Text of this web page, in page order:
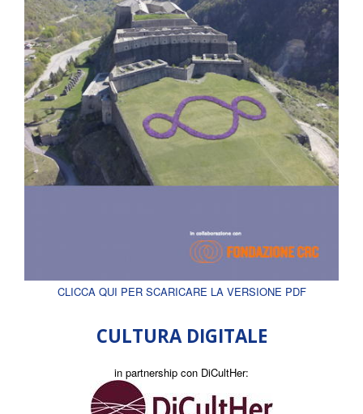
CLICCA QUI PER SCARICARE LA VERSIONE PDF
CULTURA DIGITALE
in partnership con DiCultHer: